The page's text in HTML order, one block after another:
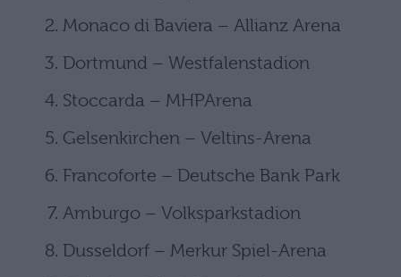
Monaco di Baviera – Allianz Arena
Dortmund – Westfalenstadion
Stoccarda – MHPArena
Gelsenkirchen – Veltins-Arena
Francoforte – Deutsche Bank Park
Amburgo – Volksparkstadion
Dusseldorf – Merkur Spiel-Arena